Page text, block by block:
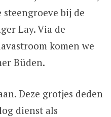
bij de
Lay. Via de
komen we
Büden.
Deze grotjes deden
dienst als